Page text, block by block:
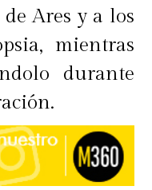
Ares y a los
mientras
durante